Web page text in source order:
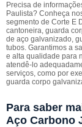
Precisa de
Paulista? Conheça
segmento de Corte E
cantoneira, guarda
de aço galvanizado,
tubos. Garantimos a
e alta qualidade para
atendê-lo
serviços, como por
guarda corpo
Para saber
Aço Carbono